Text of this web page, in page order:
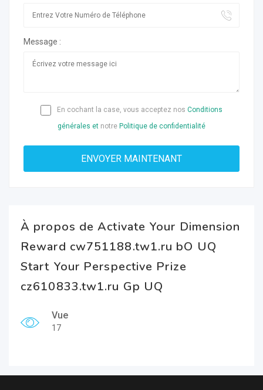
Message :
En cochant la case, vous acceptez nos Conditions
générales et notre Politique de confidentialité
À propos de Activate Your Dimension
Reward cw751188.tw1.ru bO UQ
Start Your Perspective Prize
cz610833.tw1.ru Gp UQ
Vue
17